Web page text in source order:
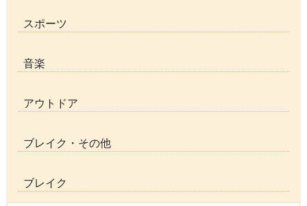
スポーツ
音楽
アウトドア
ブレイク・その他
ブレイク